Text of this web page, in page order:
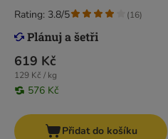
619 Kč
129 Kč / kg
576 Kč
Rating: 3.8/5 (16)
Přidat do košíku